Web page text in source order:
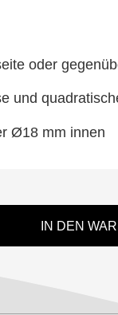
oder
und
Ø18 mm innen
IN DEN